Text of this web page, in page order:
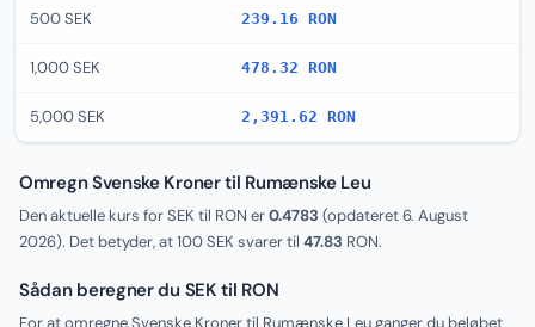
500 SEK 239.16 RON
1,000 SEK 478.32 RON
5,000 SEK 2,391.62 RON
Omregn Svenske Kroner til Rumænske Leu
Den aktuelle kurs for SEK til RON er0.4783 (opdateret6. August
2026). Det betyder, at 100 SEK svarer til 47.83 RON.
Sådan beregner du SEK til RON
For at omregne Svenske Kroner til Rumænske Leu ganger du beløbet